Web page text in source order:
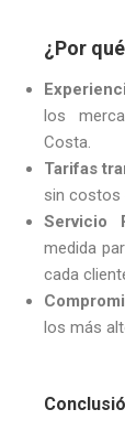
¿Por
los
Costa.
Tarifas
sin costos
Servicio
medida
cada
los más